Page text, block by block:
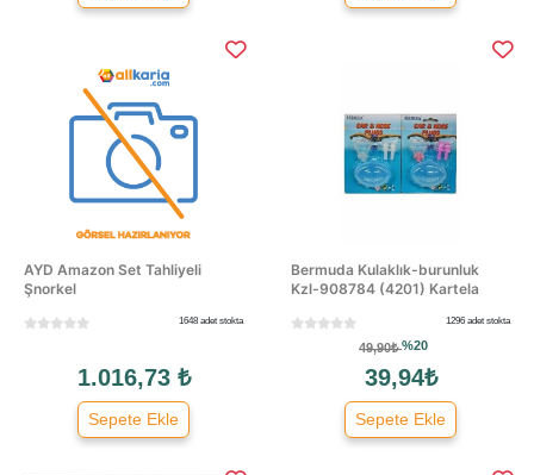
AYD Amazon Set Tahliyeli
Şnorkel
1648 adet stokta
1.016,73 ₺
Sepete Ekle
Bermuda Kulaklık-burunluk
Kzl-908784 (4201) Kartela
1296 adet stokta
49,90₺%20
39,94₺
Sepete Ekle